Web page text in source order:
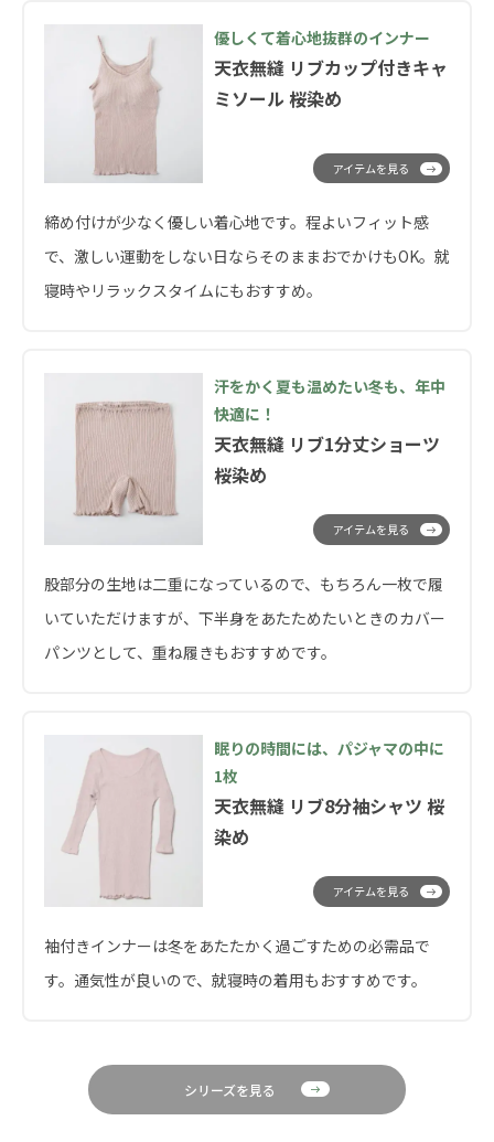
天衣無縫 リブカップ付きキャ
ミソール 桜染め
優しくて着心地抜群のインナー
締め付けが少なく優しい着心地です。程よいフィット感
で、激しい運動をしない日ならそのままおでかけもOK。就
寝時やリラックスタイムにもおすすめ。
アイテムを見る
天衣無縫 リブ1分丈ショーツ
桜染め
汗をかく夏も温めたい冬も、年中
快適に！
股部分の生地は二重になっているので、もちろん一枚で履
いていただけますが、下半身をあたためたいときのカバー
パンツとして、重ね履きもおすすめです。
アイテムを見る
天衣無縫 リブ8分袖シャツ 桜
染め
眠りの時間には、パジャマの中に
1枚
袖付きインナーは冬をあたたかく過ごすための必需品で
す。通気性が良いので、就寝時の着用もおすすめです。
アイテムを見る
シリーズを見る